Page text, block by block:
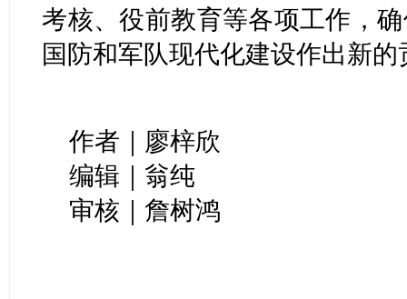
考核、役前教育等各项工作，
国防和军队现代化建设作出新
作者｜廖梓欣
编辑｜翁纯
审核｜詹树鸿